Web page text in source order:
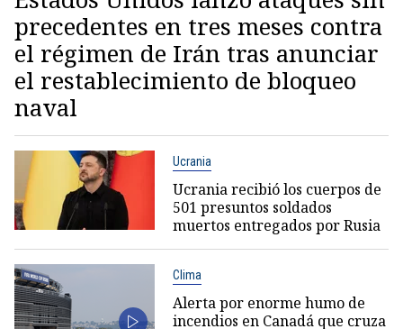
precedentes en tres meses contra
el régimen de Irán tras anunciar
el restablecimiento de bloqueo
naval
Ucrania
Ucrania recibió los cuerpos de
501 presuntos soldados
muertos entregados por Rusia
Clima
Alerta por enorme humo de
incendios en Canadá que cruza